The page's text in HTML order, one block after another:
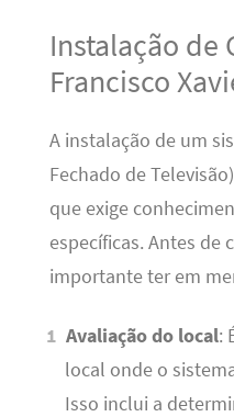
Instalação de
Francisco
A instalação de um
Fechado de
que exige
específicas. Antes de
importante ter em
Avaliação do local:
local onde o
Isso inclui a